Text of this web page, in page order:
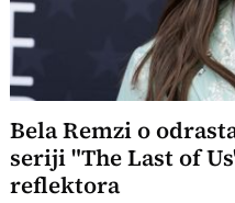
Bela Remzi o
seriji "The Last of
reflektora